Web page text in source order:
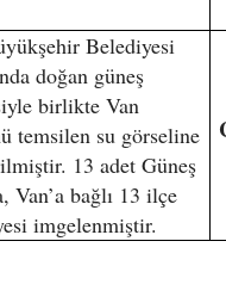
Belediyesi
doğan güneş
birlikte Van
temsilen su görseline
13 adet Güneş
Van’a bağlı 13 ilçe
imgelenmiştir.